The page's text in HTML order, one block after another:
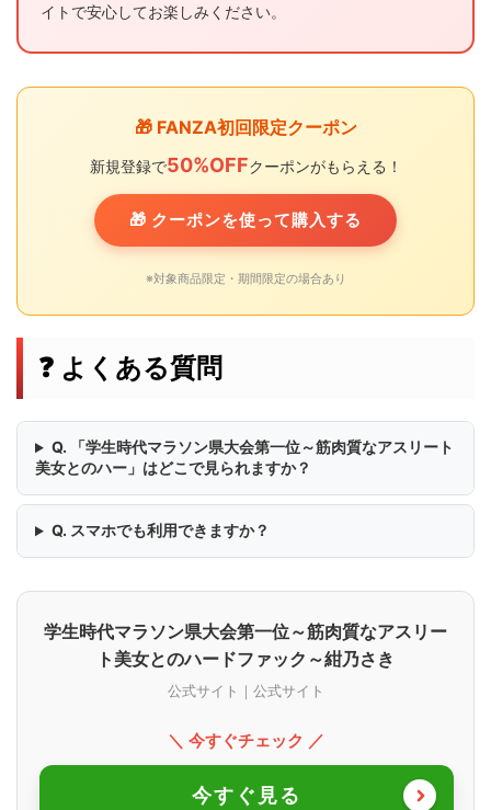
イトで安心してお楽しみください。
🎁 FANZA初回限定クーポン
新規登録で50%OFFクーポンがもらえる！
🎁 クーポンを使って購入する
※対象商品限定・期間限定の場合あり
❓ よくある質問
Q. 「学生時代マラソン県大会第一位～筋肉質なアスリート
美女とのハー」はどこで見られますか？
Q. スマホでも利用できますか？
学生時代マラソン県大会第一位～筋肉質なアスリー
ト美女とのハードファック～紺乃さき
公式サイト｜公式サイト
＼ 今すぐチェック ／
今すぐ見る